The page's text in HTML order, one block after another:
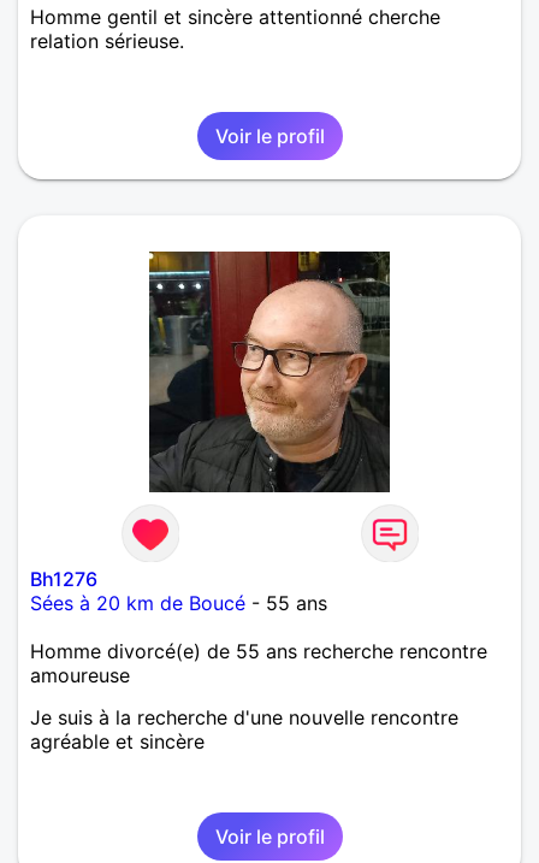
Homme gentil et sincère attentionné cherche
relation sérieuse.
Voir le profil
Bh1276
Sées à 20 km de Boucé - 55 ans
Homme divorcé(e) de 55 ans recherche rencontre
amoureuse
Je suis à la recherche d'une nouvelle rencontre
agréable et sincère
Voir le profil